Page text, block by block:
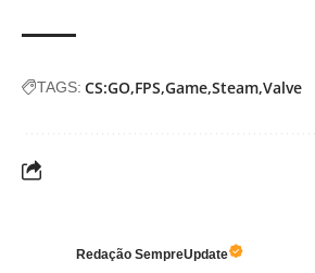
TAGS: CS:GO FPS Game Steam Valve
Redação SempreUpdate